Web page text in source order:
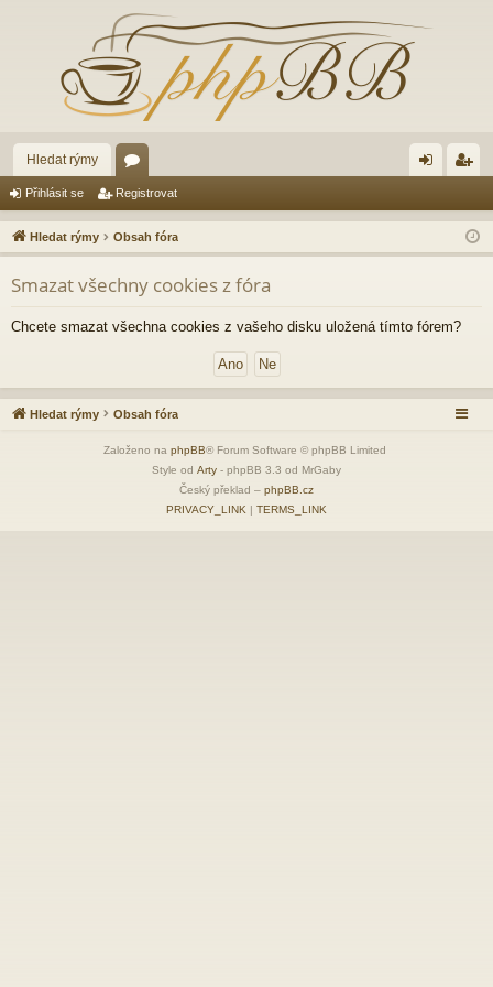
Hledat rýmy
ór
a lá
sit
ist
ro
Přihlásit se Registrovat
Hledat rýmy Obsah fóra
Smazat všechny cookies z fóra
Chcete smazat všechna cookies z vašeho disku uložená tímto fórem?
Hledat rýmy Obsah fóra
Založeno na phpBB® Forum Software © phpBB Limited
Style od Arty - phpBB 3.3 od MrGaby
Český překlad – phpBB.cz
PRIVACY_LINK | TERMS_LINK